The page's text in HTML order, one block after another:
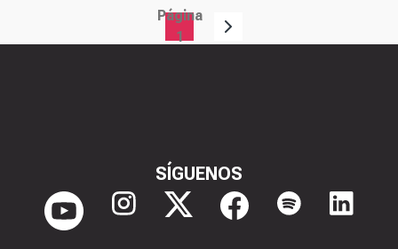
Página
1
SÍGUENOS